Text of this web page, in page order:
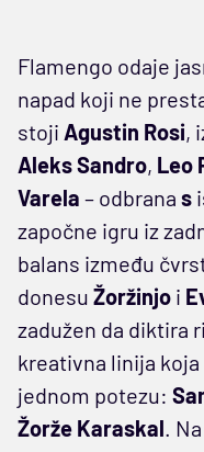
Flamengo odaje
napad koji ne
stoji Agustin Rosi,
Aleks Sandro, Leo
Varela – odbrana s
započne igru iz
balans između
donesu Žoržinjo i
zadužen da diktira
kreativna linija
jednom potezu:
Žorže Karaskal.